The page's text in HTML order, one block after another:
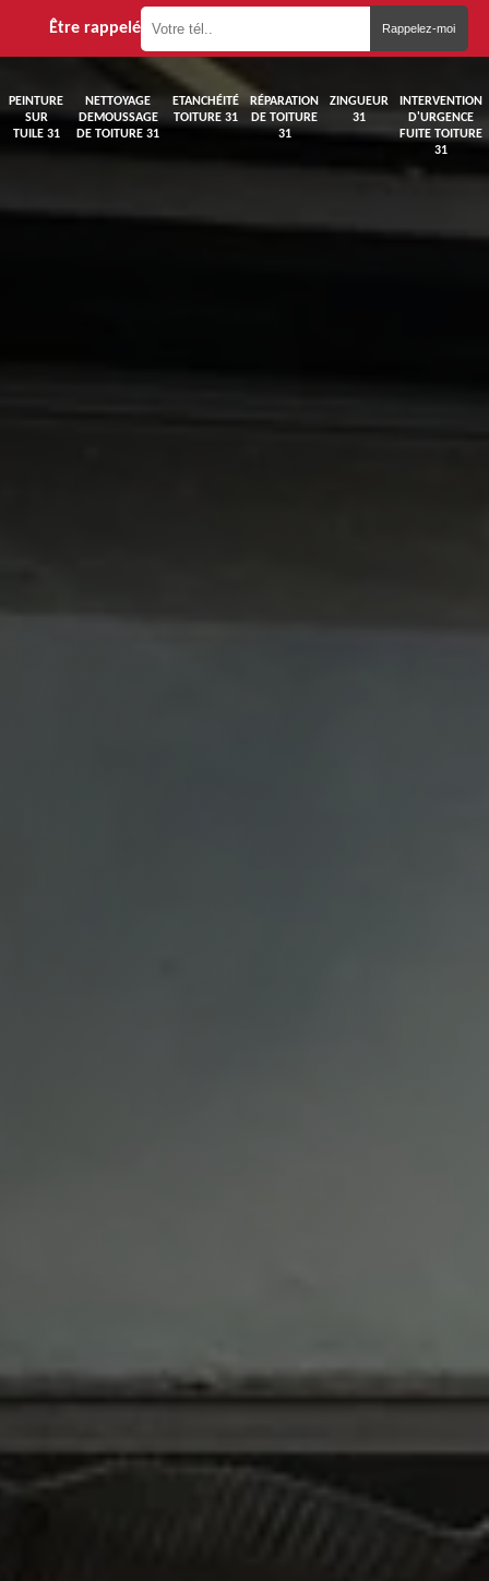
Être rappelé
PEINTURE
SUR
TUILE 31
NETTOYAGE
DEMOUSSAGE
DE TOITURE 31
ETANCHÉITÉ
TOITURE 31
RÉPARATION
DE TOITURE
31
ZINGUEUR
31
INTERVENTION
D'URGENCE
FUITE TOITURE
31